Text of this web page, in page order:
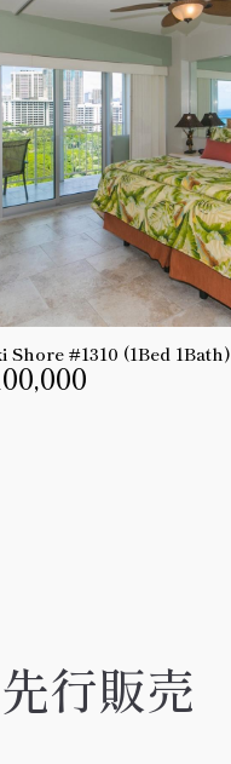
Shore #1310 (1Bed 1Bath)
先行販売